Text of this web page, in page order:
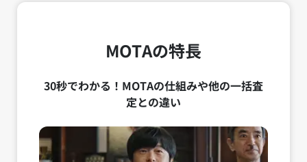
MOTAの特長
30秒でわかる！MOTAの仕組みや他の一括査
定との違い